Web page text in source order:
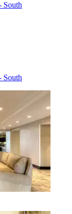
South
South